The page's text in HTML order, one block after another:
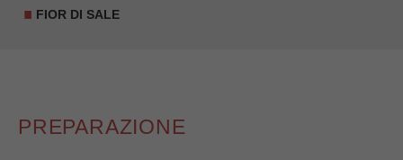
FIOR DI SALE
PREPARAZIONE